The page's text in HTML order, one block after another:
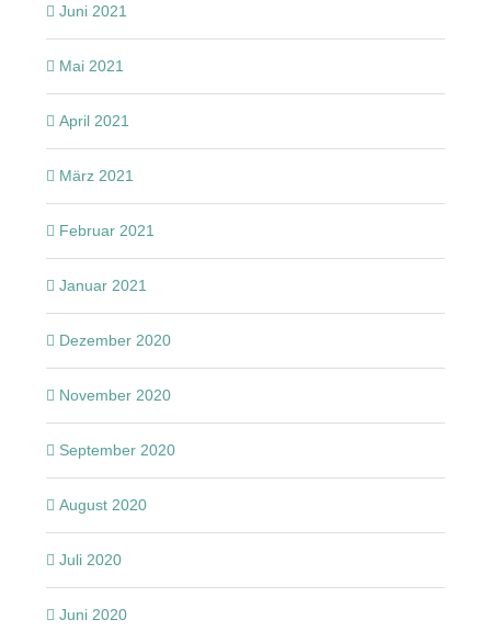
Juni 2021
Mai 2021
April 2021
März 2021
Februar 2021
Januar 2021
Dezember 2020
November 2020
September 2020
August 2020
Juli 2020
Juni 2020